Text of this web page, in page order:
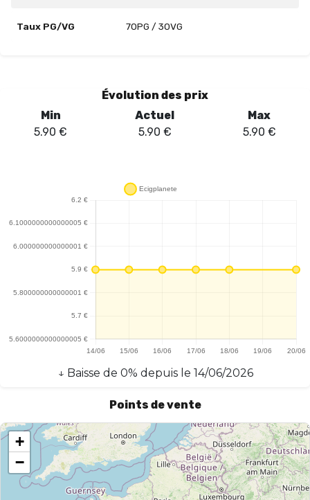
Taux PG/VG 70PG / 30VG
Évolution des prix
Min
5.90 €
Actuel
5.90 €
Max
5.90 €
↓ Baisse de 0% depuis le 14/06/2026
Points de vente
+
−